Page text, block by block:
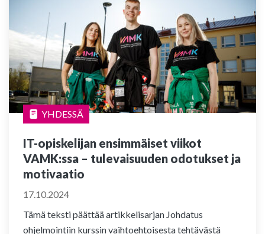
YHDESSÄ
IT-opiskelijan ensimmäiset viikot
VAMK:ssa – tulevaisuuden odotukset ja
motivaatio
17.10.2024
Tämä teksti päättää artikkelisarjan Johdatus
ohjelmointiin kurssin vaihtoehtoisesta tehtävästä